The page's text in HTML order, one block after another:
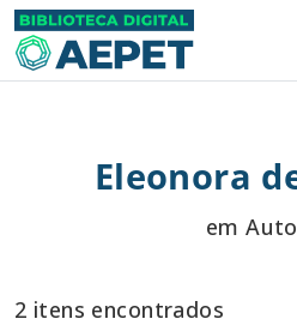
Eleonora
em
2 itens encontrados